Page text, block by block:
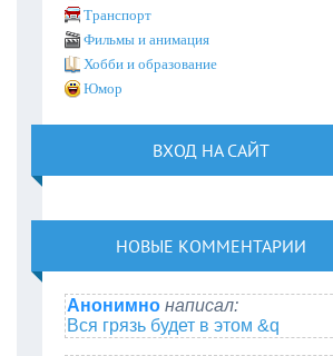
Транспорт
Фильмы и анимация
Хобби и образование
Юмор
ВХОД НА САЙТ
НОВЫЕ КОММЕНТАРИИ
Анонимно написал:
Вся грязь будет в этом &q